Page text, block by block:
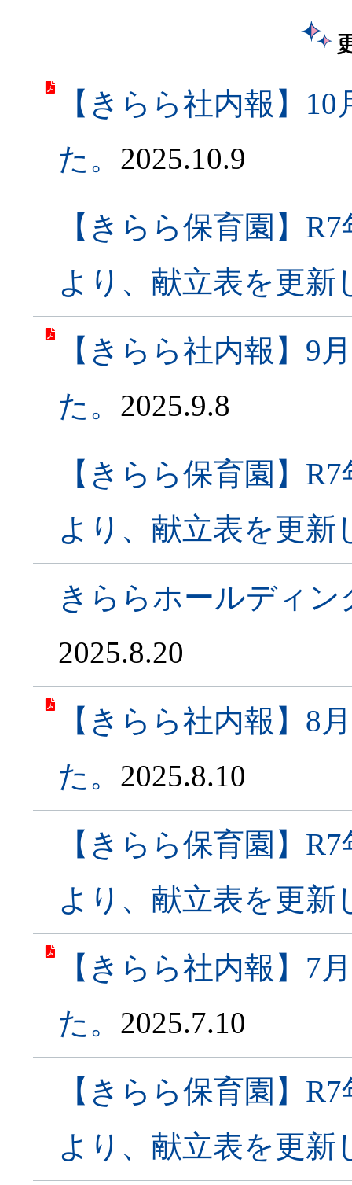
【きらら社内報】
た。 2025.10.9
【きらら保育園】
より、献立表を更新
【きらら社内報】9
た。 2025.9.8
【きらら保育園】
より、献立表を更新
きららホールディン
2025.8.20
【きらら社内報】8
た。 2025.8.10
【きらら保育園】
より、献立表を更新
【きらら社内報】7
た。 2025.7.10
【きらら保育園】
より、献立表を更新